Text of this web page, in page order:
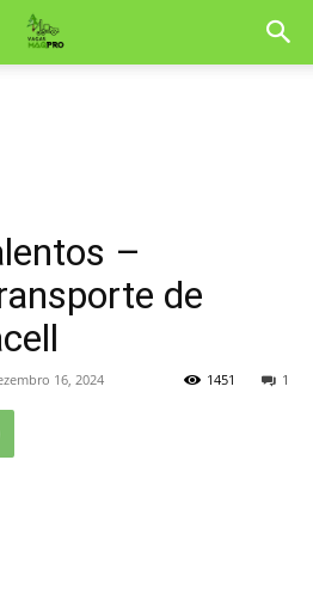
–
de
16, 2024 1
1451